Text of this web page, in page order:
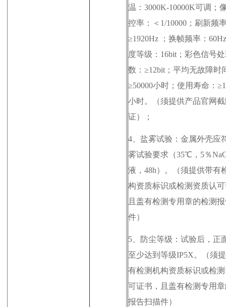
温：3000K-10000K可调；
控率：＜1/10000；刷新频
≥1920Hz ；换帧频率：
度等级：16bit；彩色信号
数：≥12bit；平均无故障时
≥50000小时；使用寿命：
小时。（须提供产品官网
证）；
4、 盐雾试验：金属外壳应
雾试验要求（35℃，5％
液，48h）。（须提供带有
构资质标识或检测资质认
且盖有检测专用章的检测
件）
5、
防尘等级：试验后，正
至少达到等级IP5X。（须
有检测机构资质标识或检
可证书，且盖有检测专用
报告扫描件）